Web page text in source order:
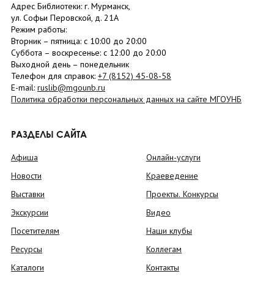
Адрес Библиотеки: г. Мурманск,
ул. Софьи Перовской, д. 21А
Режим работы:
Вторник – пятница: с 10:00 до 20:00
Суббота – воскресенье: c 12:00 до 20:00
Выходной день – понедельник
Телефон для справок: +7 (8152) 45-08-58
E-mail: ruslib@mgounb.ru
Политика обработки персональных данных на сайте МГОУНБ
РАЗДЕЛЫ САЙТА
Афиша
Новости
Выставки
Экскурсии
Посетителям
Ресурсы
Каталоги
Онлайн-услуги
Краеведение
Проекты. Конкурсы
Видео
Наши клубы
Коллегам
Контакты